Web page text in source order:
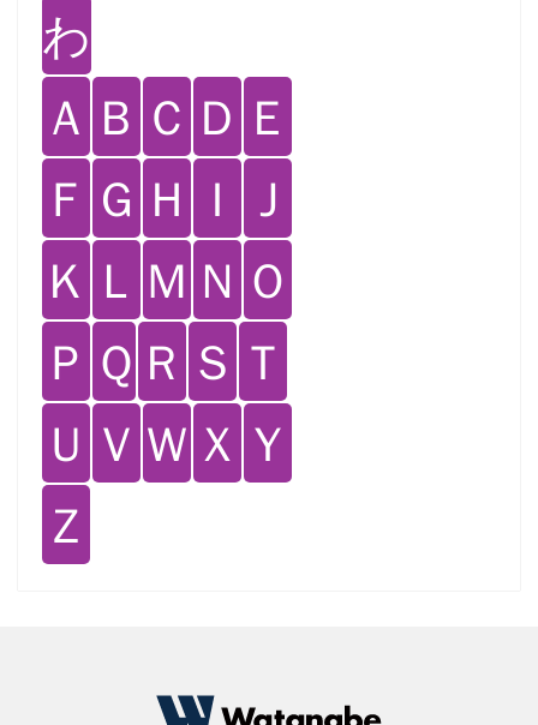
わ
Ａ Ｂ Ｃ Ｄ Ｅ
Ｆ Ｇ Ｈ Ｉ Ｊ
Ｋ Ｌ Ｍ Ｎ Ｏ
Ｐ Ｑ Ｒ Ｓ Ｔ
Ｕ Ｖ Ｗ Ｘ Ｙ
Ｚ